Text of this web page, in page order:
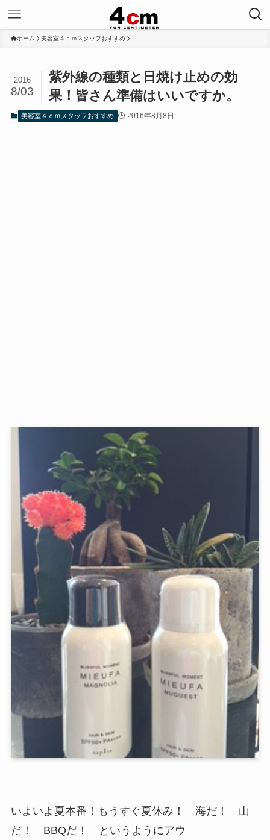
ホーム 美容室４ｃｍスタッフおすすめ
紫外線の種類と日焼け止めの効
果！皆さん準備はいいですか。
2016
8/03
美容室４ｃｍスタッフおすすめ 2016年8月8日
いよいよ夏本番！もうすぐ夏休み！ 海だ！ 山
だ！ BBQだ！ というようにアウ